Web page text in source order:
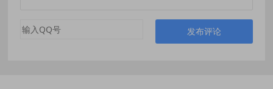
发布评论